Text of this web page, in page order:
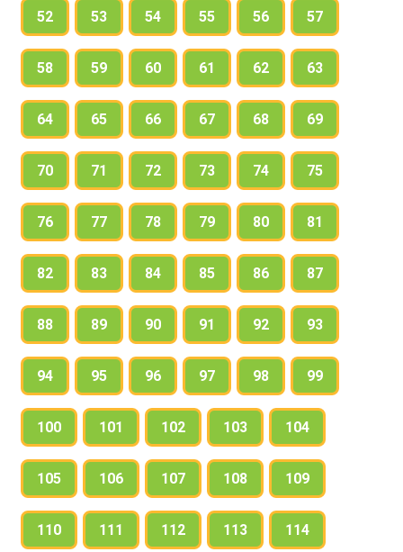
52 53 54 55 56 57
58 59 60 61 62 63
64 65 66 67 68 69
70 71 72 73 74 75
76 77 78 79 80 81
82 83 84 85 86 87
88 89 90 91 92 93
94 95 96 97 98 99
100 101 102 103 104
105 106 107 108 109
110 111 112 113 114